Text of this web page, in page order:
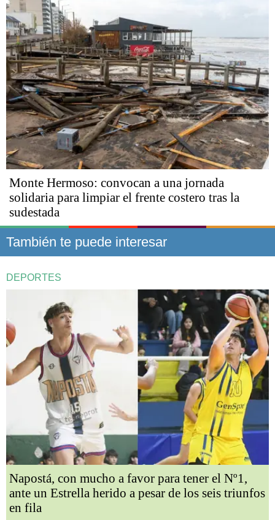
Monte Hermoso: convocan a una jornada
solidaria para limpiar el frente costero tras la
sudestada
También te puede interesar
DEPORTES
Napostá, con mucho a favor para tener el Nº1,
ante un Estrella herido a pesar de los seis triunfos
en fila